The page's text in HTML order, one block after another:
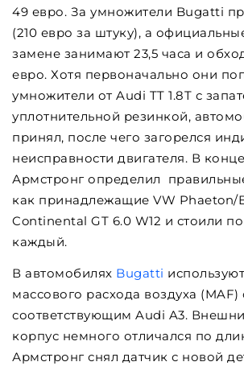
49 евро. За умножители Bugatti
(210 евро за штуку), а
замене занимают 23,5 часа и
евро. Хотя первоначально они
умножители от Audi TT 1.8T с
уплотнительной резинкой,
принял, после чего загорелся
неисправности двигателя. В
Армстронг определил
как принадлежащие VW Phaeton/
Continental GT 6.0 W12 и стоили по
каждый.
В автомобилях Bugatti
массового расхода воздуха
соответствующим Audi A3.
корпус немного отличался по
Армстронг снял датчик с новой